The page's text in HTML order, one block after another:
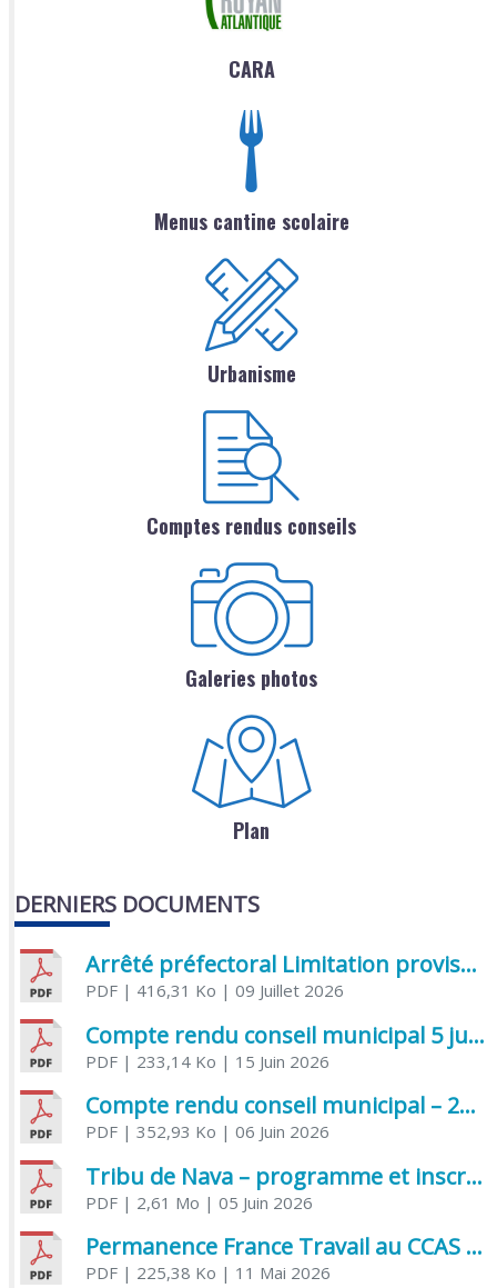
CARA
Menus cantine scolaire
Urbanisme
Comptes rendus conseils
Galeries photos
Plan
DERNIERS DOCUMENTS
Arrêté préfectoral Limitation provisoire des usages de l’eau
PDF| 416,31 Ko | 09 Juillet 2026
Compte rendu conseil municipal 5 juin 2026 sénatoriale
PDF| 233,14 Ko | 15 Juin 2026
Compte rendu conseil municipal – 21 avril 2026
PDF| 352,93 Ko | 06 Juin 2026
Tribu de Nava – programme et inscriptions été 2026
PDF| 2,61 Mo | 05 Juin 2026
Permanence France Travail au CCAS de Saujon Juin 2026
PDF| 225,38 Ko | 11 Mai 2026